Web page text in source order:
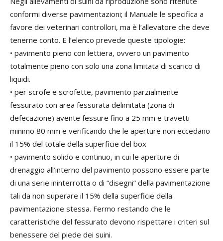
conformi diverse pavimentazioni; il Manuale le specifica a
favore dei veterinari controllori, ma è l’allevatore che deve
tenerne conto. E l’elenco prevede queste tipologie:
• pavimento pieno con lettiera, ovvero un pavimento
totalmente pieno con solo una zona limitata di scarico di
liquidi.
• per scrofe e scrofette, pavimento parzialmente
fessurato con area fessurata delimitata (zona di
defecazione) avente fessure fino a 25 mm e travetti
minimo 80 mm e verificando che le aperture non eccedano
il 15% del totale della superficie del box
• pavimento solido e continuo, in cui le aperture di
drenaggio all’interno del pavimento possono essere parte
di una serie ininterrotta o di “disegni” della pavimentazione
tali da non superare il 15% della superficie della
pavimentazione stessa. Fermo restando che le
caratteristiche del fessurato devono rispettare i criteri sul
benessere del piede dei suini.